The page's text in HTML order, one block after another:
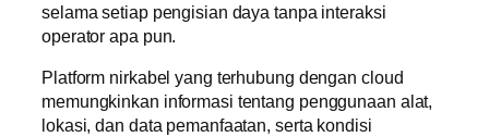
selama setiap pengisian daya tanpa interaksi
operator apa pun.
Platform nirkabel yang terhubung dengan cloud
memungkinkan informasi tentang penggunaan alat,
lokasi, dan data pemanfaatan, serta kondisi